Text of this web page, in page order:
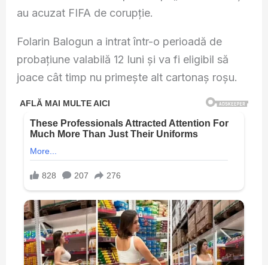
au acuzat FIFA de corupție.
Folarin Balogun a intrat într-o perioadă de
probațiune valabilă 12 luni și va fi eligibil să
joace cât timp nu primește alt cartonaș roșu.